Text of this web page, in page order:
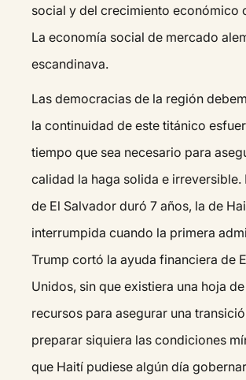
social y del crecimiento económico
La economía social de mercado
escandinava.
Las democracias de la región
la continuidad de este titánico
tiempo que sea necesario para
calidad la haga solida e irreversible.
de El Salvador duró 7 años, la de
interrumpida cuando la primera
Trump cortó la ayuda financiera de
Unidos, sin que existiera una hoja
recursos para asegurar una
preparar siquiera las condiciones
que Haití pudiese algún día